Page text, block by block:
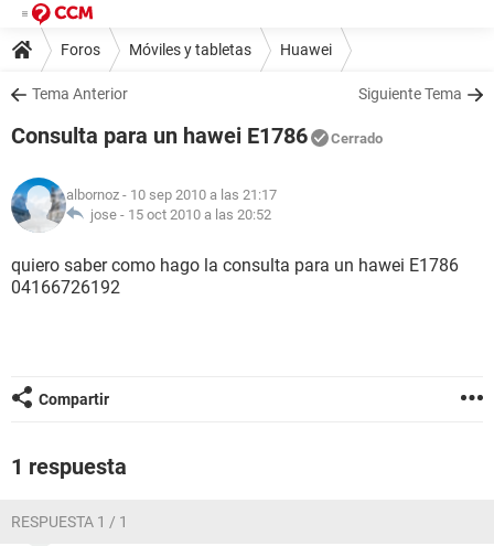
Foros Móviles y tabletas Huawei
Tema Anterior Siguiente Tema
Consulta para un hawei E1786 Cerrado
albornoz - 10 sep 2010 a las 21:17
jose - 15 oct 2010 a las 20:52
quiero saber como hago la consulta para un hawei E1786
04166726192
Compartir
1 respuesta
RESPUESTA 1 / 1